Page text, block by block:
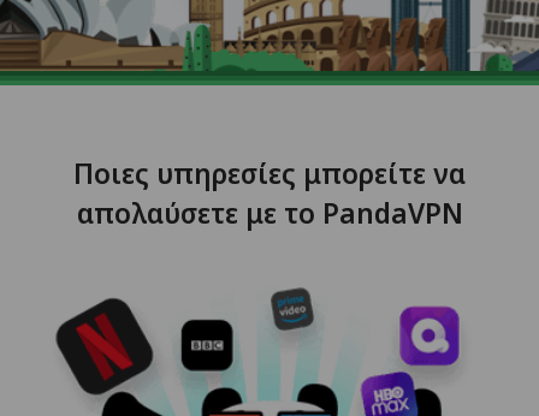
Ποιες υπηρεσίες μπορείτε να
απολαύσετε με το PandaVPN